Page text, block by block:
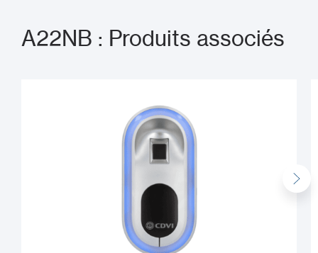
A22NB : Produits associés